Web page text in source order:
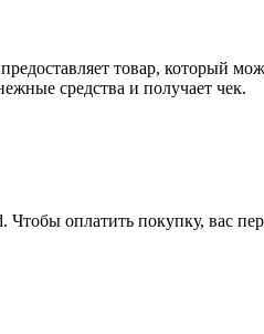
товар, который
средства и получает чек.
оплатить покупку, вас